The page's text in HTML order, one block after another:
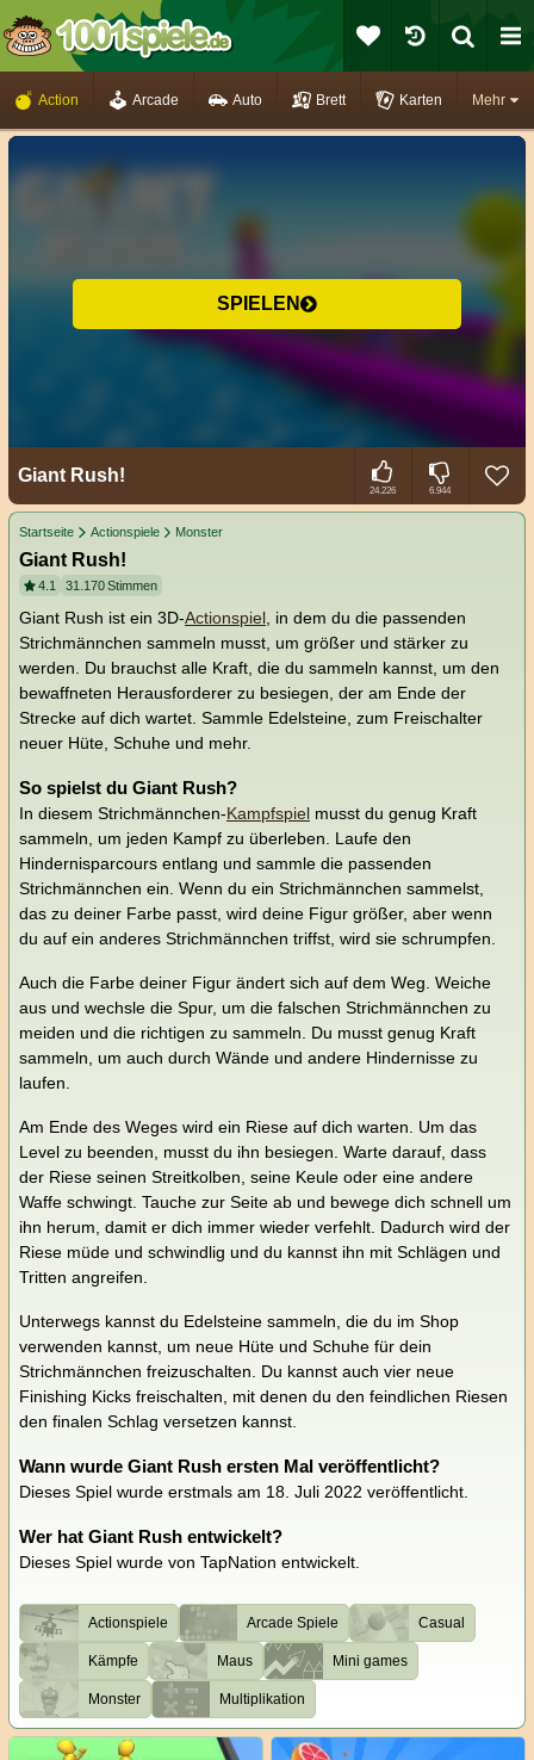
Mehr
Action Arcade Auto Brett Karten
SPIELEN
Giant Rush!
24.226 6.944
Startseite Actionspiele Monster
Giant Rush!
4.1 31.170Stimmen
Giant Rush ist ein 3D-Actionspiel, in dem du die passenden
Strichmännchen sammeln musst, um größer und stärker zu
werden. Du brauchst alle Kraft, die du sammeln kannst, um den
bewaffneten Herausforderer zu besiegen, der am Ende der
Strecke auf dich wartet. Sammle Edelsteine, zum Freischalter
neuer Hüte, Schuhe und mehr.
So spielst du Giant Rush?
In diesem Strichmännchen-Kampfspiel musst du genug Kraft
sammeln, um jeden Kampf zu überleben. Laufe den
Hindernisparcours entlang und sammle die passenden
Strichmännchen ein. Wenn du ein Strichmännchen sammelst,
das zu deiner Farbe passt, wird deine Figur größer, aber wenn
du auf ein anderes Strichmännchen triffst, wird sie schrumpfen.
Auch die Farbe deiner Figur ändert sich auf dem Weg. Weiche
aus und wechsle die Spur, um die falschen Strichmännchen zu
meiden und die richtigen zu sammeln. Du musst genug Kraft
sammeln, um auch durch Wände und andere Hindernisse zu
laufen.
Am Ende des Weges wird ein Riese auf dich warten. Um das
Level zu beenden, musst du ihn besiegen. Warte darauf, dass
der Riese seinen Streitkolben, seine Keule oder eine andere
Waffe schwingt. Tauche zur Seite ab und bewege dich schnell um
ihn herum, damit er dich immer wieder verfehlt. Dadurch wird der
Riese müde und schwindlig und du kannst ihn mit Schlägen und
Tritten angreifen.
Unterwegs kannst du Edelsteine sammeln, die du im Shop
verwenden kannst, um neue Hüte und Schuhe für dein
Strichmännchen freizuschalten. Du kannst auch vier neue
Finishing Kicks freischalten, mit denen du den feindlichen Riesen
den finalen Schlag versetzen kannst.
Wann wurde Giant Rush ersten Mal veröffentlicht?
Dieses Spiel wurde erstmals am 18. Juli 2022 veröffentlicht.
Wer hat Giant Rush entwickelt?
Dieses Spiel wurde von TapNation entwickelt.
Actionspiele Arcade Spiele Casual
Kämpfe Maus Mini games
Monster Multiplikation